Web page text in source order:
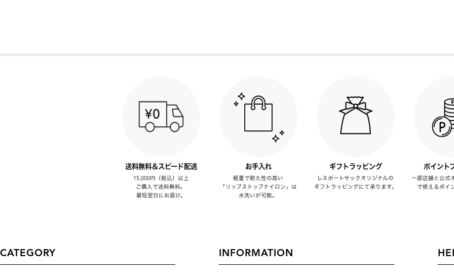
送料無料＆スピード配送
15,000円（税込）以上
ご購入で送料無料。
最短翌日にお届け。
お手入れ
軽量で耐久性の高い
「リップストップナイロン」は
水洗いが可能。
ギフトラッピング
レスポートサックオリジナルの
ギフトラッピングにて承ります。
ポイント
一部店舗と公式
で使えるポイ
CATEGORY INFORMATION